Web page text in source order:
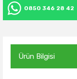
0850 346 28 42
Ürün Bilgisi